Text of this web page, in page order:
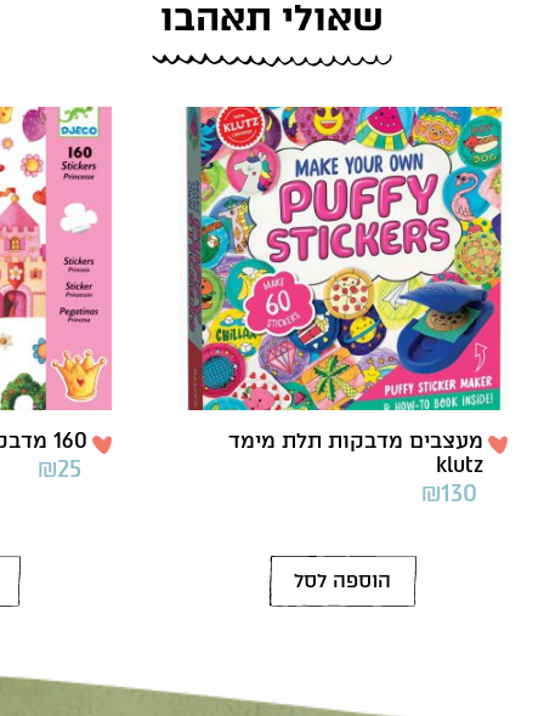
שאולי תאהבו
מעצבים מדבקות תלת מימד
klutz
₪130
הוספה לסל
160 מדבקות נסיכות Djeco
₪25